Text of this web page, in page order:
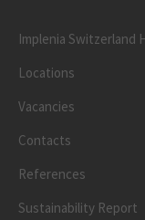
Implenia Switzerland
Locations
Vacancies
Contacts
References
Sustainability Report